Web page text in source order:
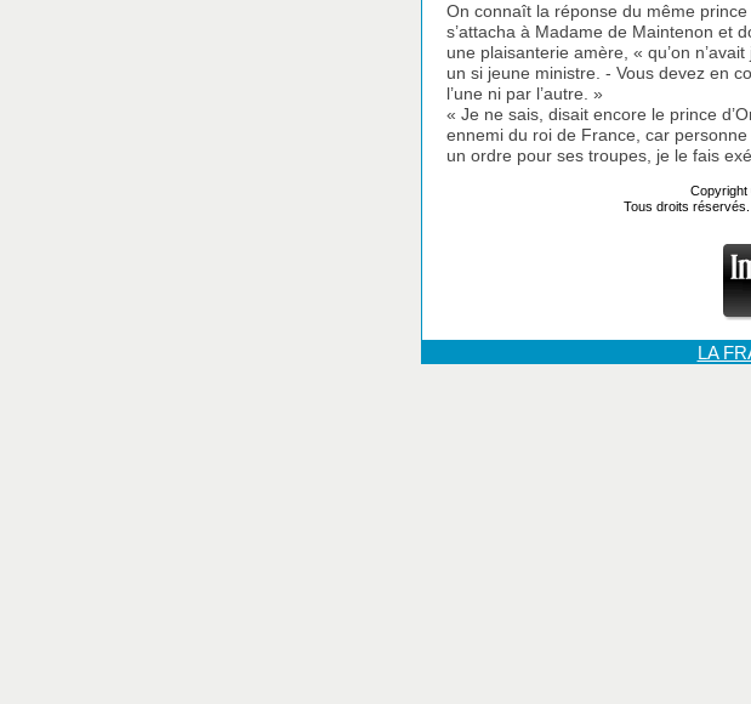
On connaît la réponse du même
s’attacha à Madame de Maintenon et
une plaisanterie amère, « qu’on
un si jeune ministre. - Vous devez en
l’une ni par l’autre. »
« Je ne sais, disait encore le prince
ennemi du roi de France, car
un ordre pour ses troupes, je le fais
Tous droits réservés.
LA